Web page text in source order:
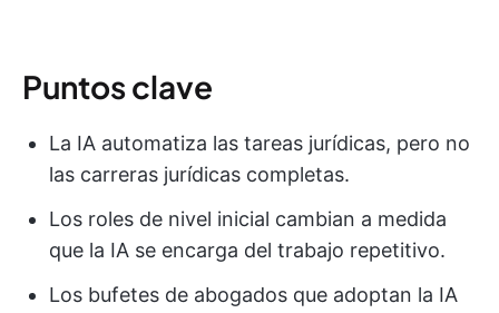
Puntos clave
La IA automatiza las tareas jurídicas, pero no
las carreras jurídicas completas.
Los roles de nivel inicial cambian a medida
que la IA se encarga del trabajo repetitivo.
Los bufetes de abogados que adoptan la IA